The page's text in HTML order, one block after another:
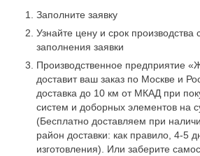
Заполните заявку
Узнайте цену и срок производства
заполнения заявки
Производственное предприятие
доставит ваш заказ по Москве и
доставка до 10 км от МКАД при
систем и доборных элементов на
(Бесплатно доставляем при
район доставки: как правило, 4-5
изготовления). Или заберите